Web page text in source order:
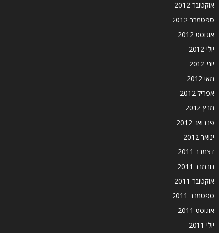
אוקטובר 2012
ספטמבר 2012
אוגוסט 2012
יולי 2012
יוני 2012
מאי 2012
אפריל 2012
מרץ 2012
פברואר 2012
ינואר 2012
דצמבר 2011
נובמבר 2011
אוקטובר 2011
ספטמבר 2011
אוגוסט 2011
יולי 2011